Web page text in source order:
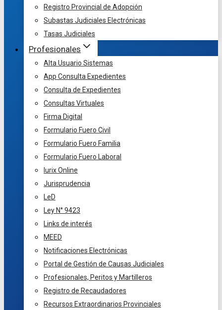
Registro Provincial de Adopción
Subastas Judiciales Electrónicas
Tasas Judiciales
Profesionales
Alta Usuario Sistemas
App Consulta Expedientes
Consulta de Expedientes
Consultas Virtuales
Firma Digital
Formulario Fuero Civil
Formulario Fuero Familia
Formulario Fuero Laboral
Iurix Online
Jurisprudencia
LeD
Ley N° 9423
Links de interés
MEED
Notificaciones Electrónicas
Portal de Gestión de Causas Judiciales
Profesionales, Peritos y Martilleros
Registro de Recaudadores
Recursos Extraordinarios Provinciales